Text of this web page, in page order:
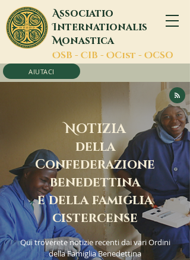
Associatio
Internationalis
Monastica
OSB - CIB - OCist - OCSO
AIUTACI
NOTIZIA
della
Confederazione
benedettina
e della famiglia
cistercense
Qui troverete notizie recenti dai vari Ordini
della Famiglia Benedettina